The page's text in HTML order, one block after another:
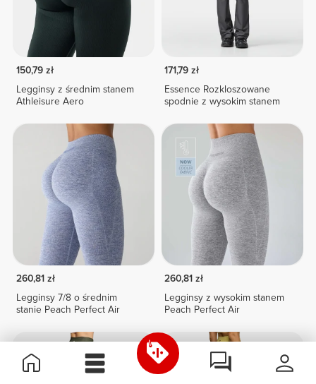
150,79 zł
Legginsy z średnim stanem
Athleisure Aero
171,79 zł
Essence Rozkloszowane
spodnie z wysokim stanem
260,81 zł
Legginsy 7/8 o średnim
stanie Peach Perfect Air
260,81 zł
Legginsy z wysokim stanem
Peach Perfect Air